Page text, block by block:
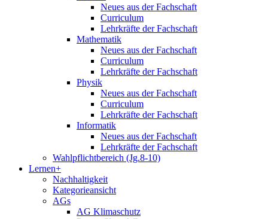
Neues aus der Fachschaft
Curriculum
Lehrkräfte der Fachschaft
Mathematik
Neues aus der Fachschaft
Curriculum
Lehrkräfte der Fachschaft
Physik
Neues aus der Fachschaft
Curriculum
Lehrkräfte der Fachschaft
Informatik
Neues aus der Fachschaft
Lehrkräfte der Fachschaft
Wahlpflichtbereich (Jg.8-10)
Lernen+
Nachhaltigkeit
Kategorieansicht
AGs
AG Klimaschutz